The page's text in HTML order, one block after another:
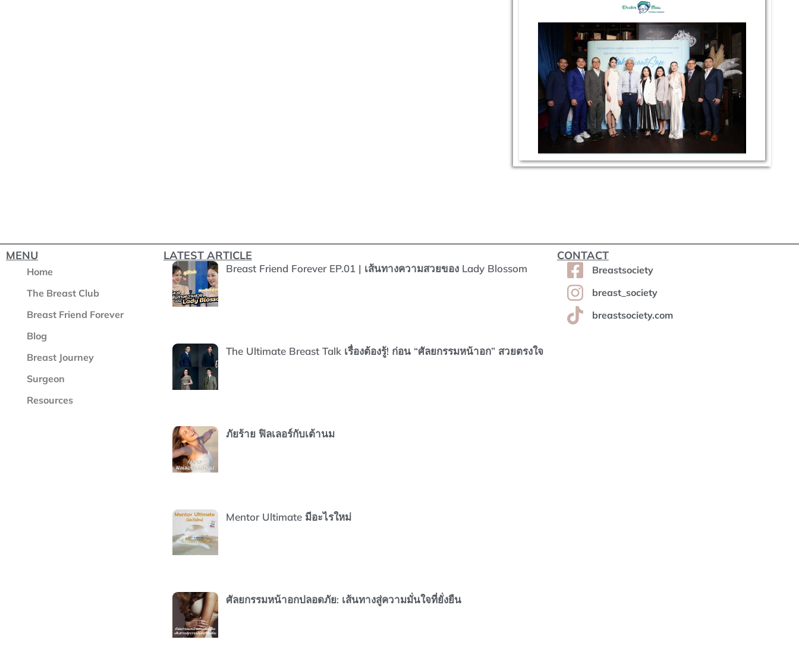
MENU
Home
The Breast Club
Breast Friend Forever
Blog
Breast Journey
Surgeon
Resources
LATEST ARTICLE
Breast Friend Forever EP.01 | เส้นทางความสวยของ Lady Blossom
The Ultimate Breast Talk เรื่องต้องรู้! ก่อน “ศัลยกรรมหน้าอก” สวยตรงใจ
ภัยร้าย ฟิลเลอร์กับเต้านม
Mentor Ultimate มีอะไรใหม่
ศัลยกรรมหน้าอกปลอดภัย: เส้นทางสู่ความมั่นใจที่ยั่งยืน
CONTACT
Breastsociety
breast_society
breastsociety.com